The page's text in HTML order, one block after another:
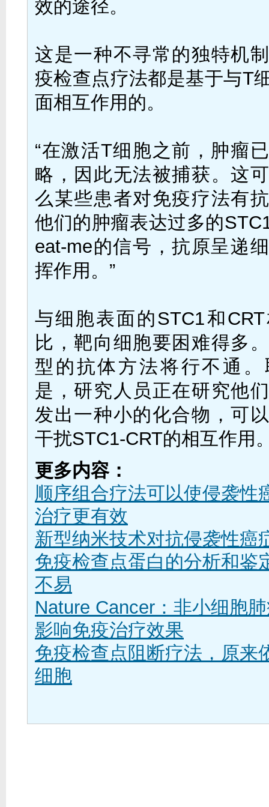
效的途径。
这是一种不寻常的独特机
疫检查点疗法都是基于与T
面相互作用的。
“在激活T细胞之前，肿瘤
略，因此无法被捕获。这
么某些患者对免疫疗法有
他们的肿瘤表达过多的
eat-me的信号，抗原呈递
挥作用。”
与细胞表面的STC1和
比，靶向细胞要困难得多
型的抗体方法将行不通
是，研究人员正在研究他
发出一种小的化合物，可
干扰STC1-CRT的相互作用
更多内容：
顺序组合疗法可以使侵袭性
治疗更有效
新型纳米技术对抗侵袭性癌
免疫检查点蛋白的分析和鉴
不易
Nature Cancer：非小细胞
影响免疫治疗效果
免疫检查点阻断疗法，原来
细胞